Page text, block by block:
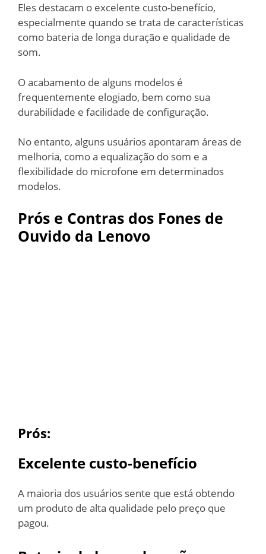
Eles destacam o excelente custo-benefício,
especialmente quando se trata de características
como bateria de longa duração e qualidade de
som.
O acabamento de alguns modelos é
frequentemente elogiado, bem como sua
durabilidade e facilidade de configuração.
No entanto, alguns usuários apontaram áreas de
melhoria, como a equalização do som e a
flexibilidade do microfone em determinados
modelos.
Prós e Contras dos Fones de
Ouvido da Lenovo
Prós:
Excelente custo-benefício
A maioria dos usuários sente que está obtendo
um produto de alta qualidade pelo preço que
pagou.